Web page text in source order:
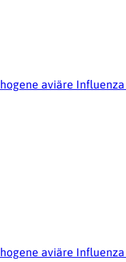
aviäre Influenza
aviäre Influenza